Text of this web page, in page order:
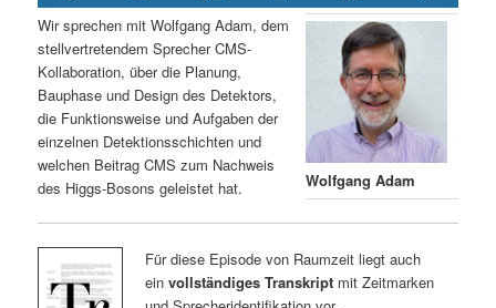
g
e
n
i
n
g
e
Wolfgang Adam
Wir sprechen mit Wolfgang Adam, dem
stellvertretendem Sprecher CMS-
Kollaboration, über die Planung,
Bauphase und Design des Detektors,
die Funktionsweise und Aufgaben der
einzelnen Detektionsschichten und
welchen Beitrag CMS zum Nachweis
des Higgs-Bosons geleistet hat.
Für diese Episode von Raumzeit liegt auch
ein vollständiges Transkriptmit Zeitmarken